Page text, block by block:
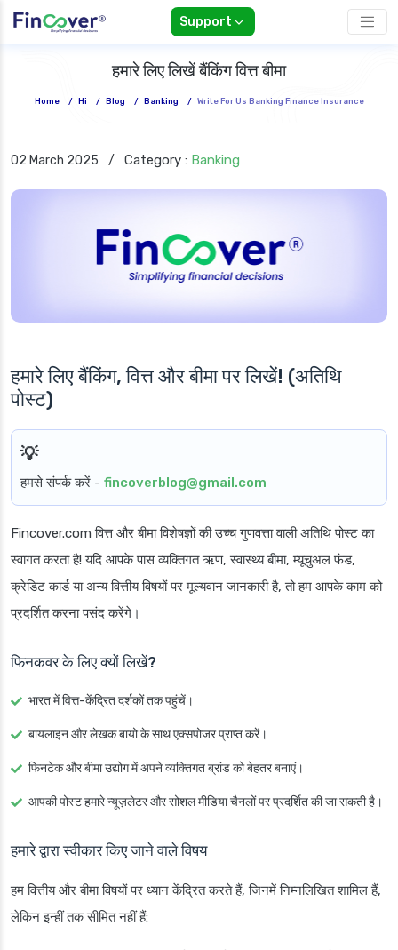
Support
हमारे लिए लिखें बैंकिंग वित्त बीमा
Home / Hi / Blog / Banking / Write For Us Banking Finance Insurance
02 March 2025 / Category : Banking
हमारे लिए बैंकिंग, वित्त और बीमा पर लिखें! (अतिथि
पोस्ट)
हमसे संपर्क करें - fincoverblog@gmail.com
Fincover.com वित्त और बीमा विशेषज्ञों की उच्च गुणवत्ता वाली अतिथि पोस्ट का
स्वागत करता है! यदि आपके पास व्यक्तिगत ऋण, स्वास्थ्य बीमा, म्यूचुअल फंड,
क्रेडिट कार्ड या अन्य वित्तीय विषयों पर मूल्यवान जानकारी है, तो हम आपके काम को
प्रदर्शित करना पसंद करेंगे।
फिनकवर के लिए क्यों लिखें?
भारत में वित्त-केंद्रित दर्शकों तक पहुंचें।
बायलाइन और लेखक बायो के साथ एक्सपोजर प्राप्त करें।
फिनटेक और बीमा उद्योग में अपने व्यक्तिगत ब्रांड को बेहतर बनाएं।
आपकी पोस्ट हमारे न्यूज़लेटर और सोशल मीडिया चैनलों पर प्रदर्शित की जा सकती है।
हमारे द्वारा स्वीकार किए जाने वाले विषय
हम वित्तीय और बीमा विषयों पर ध्यान केंद्रित करते हैं, जिनमें निम्नलिखित शामिल हैं,
लेकिन इन्हीं तक सीमित नहीं हैं: